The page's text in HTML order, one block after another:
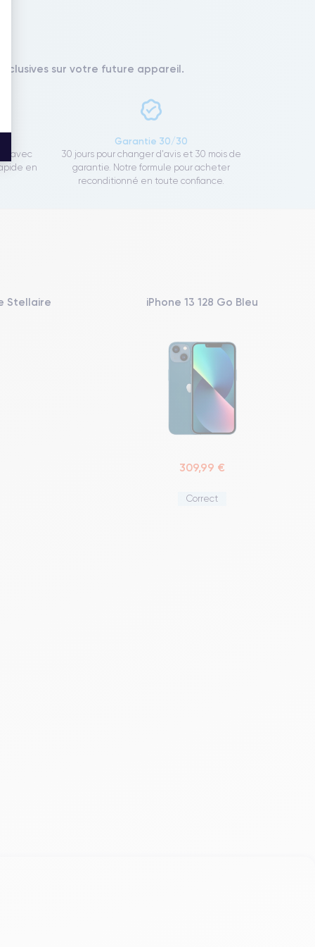
sur votre future appareil.
avec
en
Garantie 30/30
30 jours pour changer d'avis et 30 mois de
garantie. Notre formule pour acheter
reconditionné en toute confiance.
Stellaire iPhone 13 128 Go Bleu
309,99 €
Correct